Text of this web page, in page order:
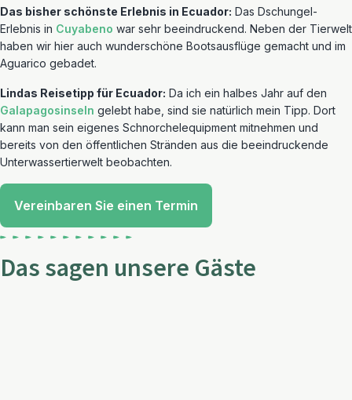
Das bisher schönste Erlebnis in Ecuador: Das Dschungel-
Erlebnis in Cuyabeno war sehr beeindruckend. Neben der Tierwelt
haben wir hier auch wunderschöne Bootsausflüge gemacht und im
Aguarico gebadet.
Lindas Reisetipp für Ecuador: Da ich ein halbes Jahr auf den
Galapagosinseln gelebt habe, sind sie natürlich mein Tipp. Dort
kann man sein eigenes Schnorchelequipment mitnehmen und
bereits von den öffentlichen Stränden aus die beeindruckende
Unterwassertierwelt beobachten.
Vereinbaren Sie einen Termin
Das sagen unsere Gäste